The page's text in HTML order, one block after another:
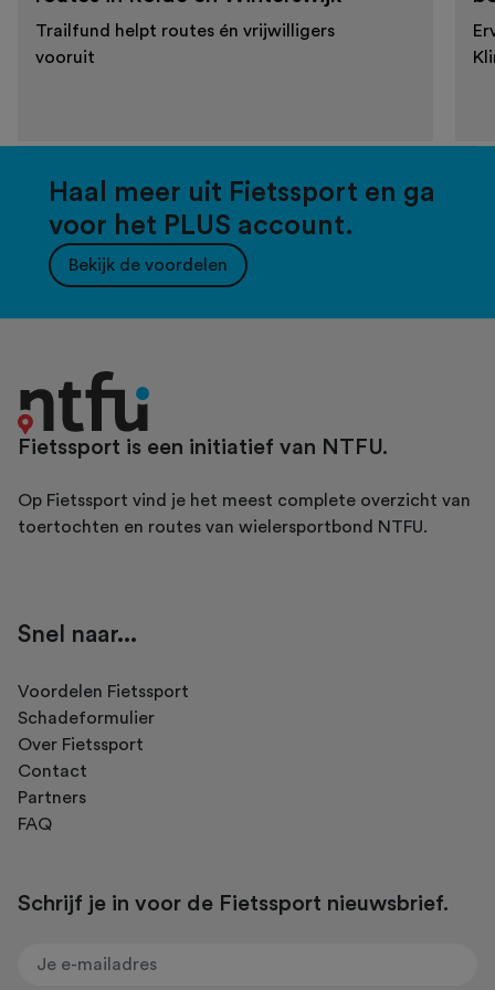
Trailfund helpt routes én vrijwilligers
vooruit
Haal meer uit Fietssport en ga
voor het PLUS account.
Bekijk de voordelen
Fietssport is een initiatief van NTFU.
Op Fietssport vind je het meest complete overzicht van
toertochten en routes van wielersportbond NTFU.
Snel naar...
Voordelen Fietssport
Schadeformulier
Over Fietssport
Contact
Partners
FAQ
Schrijf je in voor de Fietssport nieuwsbrief.